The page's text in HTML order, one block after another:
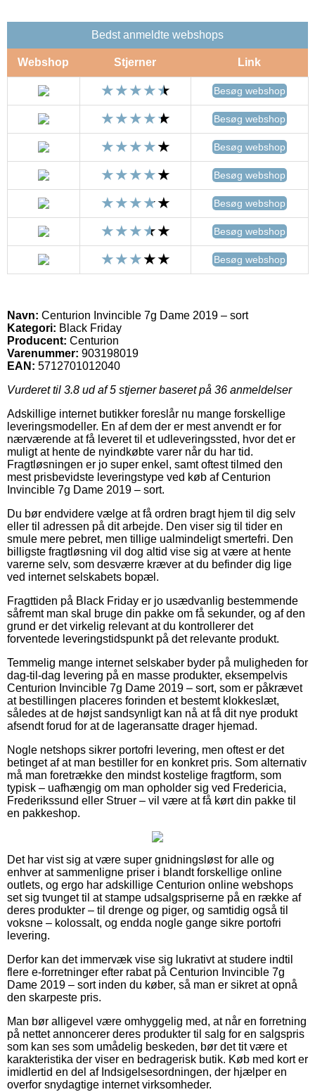
Bedst anmeldte webshops
Webshop Stjerner Link
Besøg webshop
Besøg webshop
Besøg webshop
Besøg webshop
Besøg webshop
Besøg webshop
Besøg webshop
Navn: Centurion Invincible 7g Dame 2019 – sort
Kategori: Black Friday
Producent: Centurion
Varenummer: 903198019
EAN: 5712701012040
Vurderet til 3.8 ud af 5 stjerner baseret på 36 anmeldelser
Adskillige internet butikker foreslår nu mange forskellige
leveringsmodeller. En af dem der er mest anvendt er for
nærværende at få leveret til et udleveringssted, hvor det er
muligt at hente de nyindkøbte varer når du har tid.
Fragtløsningen er jo super enkel, samt oftest tilmed den
mest prisbevidste leveringstype ved køb af Centurion
Invincible 7g Dame 2019 – sort.
Du bør endvidere vælge at få ordren bragt hjem til dig selv
eller til adressen på dit arbejde. Den viser sig til tider en
smule mere pebret, men tillige ualmindeligt smertefri. Den
billigste fragtløsning vil dog altid vise sig at være at hente
varerne selv, som desværre kræver at du befinder dig lige
ved internet selskabets bopæl.
Fragttiden på Black Friday er jo usædvanlig bestemmende
såfremt man skal bruge din pakke om få sekunder, og af den
grund er det virkelig relevant at du kontrollerer det
forventede leveringstidspunkt på det relevante produkt.
Temmelig mange internet selskaber byder på muligheden for
dag-til-dag levering på en masse produkter, eksempelvis
Centurion Invincible 7g Dame 2019 – sort, som er påkrævet
at bestillingen placeres forinden et bestemt klokkeslæt,
således at de højst sandsynligt kan nå at få dit nye produkt
afsendt forud for at de lageransatte drager hjemad.
Nogle netshops sikrer portofri levering, men oftest er det
betinget af at man bestiller for en konkret pris. Som alternativ
må man foretrække den mindst kostelige fragtform, som
typisk – uafhængig om man opholder sig ved Fredericia,
Frederikssund eller Struer – vil være at få kørt din pakke til
en pakkeshop.
Det har vist sig at være super gnidningsløst for alle og
enhver at sammenligne priser i blandt forskellige online
outlets, og ergo har adskillige Centurion online webshops
set sig tvunget til at stampe udsalgspriserne på en række af
deres produkter – til drenge og piger, og samtidig også til
voksne – kolossalt, og endda nogle gange sikre portofri
levering.
Derfor kan det immervæk vise sig lukrativt at studere indtil
flere e-forretninger efter rabat på Centurion Invincible 7g
Dame 2019 – sort inden du køber, så man er sikret at opnå
den skarpeste pris.
Man bør alligevel være omhyggelig med, at når en forretning
på nettet annoncerer deres produkter til salg for en salgspris
som kan ses som umådelig beskeden, bør det tit være et
karakteristika der viser en bedragerisk butik. Køb med kort er
imidlertid en del af Indsigelsesordningen, der hjælper en
overfor snydagtige internet virksomheder.